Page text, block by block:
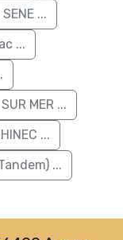
...
...
MER ...
...
...